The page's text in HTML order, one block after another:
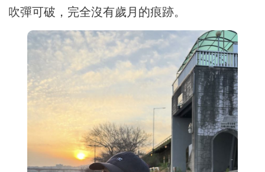
吹彈可破，完全沒有歲月的痕跡。